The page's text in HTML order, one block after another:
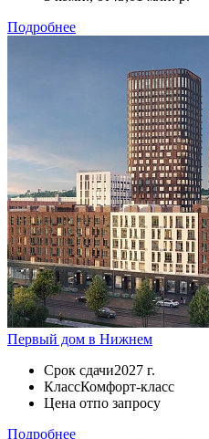
Подробнее
Первый дом в Нижнем
Срок сдачи2027 г.
КлассКомфорт-класс
Цена отпо запросу
Подробнее